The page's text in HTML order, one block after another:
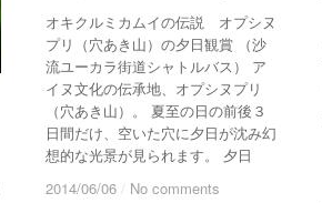
オキクルミカムイの伝説 オプシヌ
プリ（穴あき山）の夕日観賞 （沙
流ユーカラ街道シャトルバス） ア
イヌ文化の伝承地、オプシヌプリ
（穴あき山）。 夏至の日の前後３
日間だけ、空いた穴に夕日が沈み幻
想的な光景が見られます。 夕日
2014/06/06 / No comments
2014/06/06 / No comments